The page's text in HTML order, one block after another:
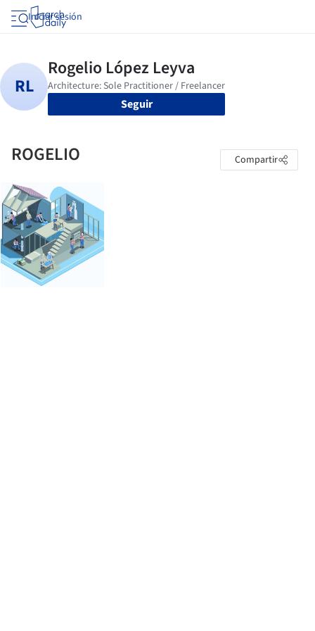
Iniciar sesión
Seguir
ROGELIO Compartir